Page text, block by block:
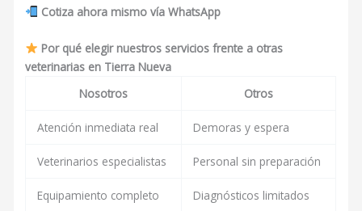
Cotiza ahora mismo vía WhatsApp
Por qué elegir nuestros servicios frente a otras
veterinarias en Tierra Nueva
Nosotros
Otros
Atención inmediata real Demoras y espera
Veterinarios especialistas Personal sin preparación
Equipamiento completo Diagnósticos limitados